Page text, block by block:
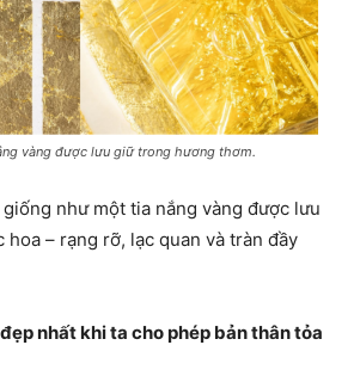
vàng được lưu giữ trong hương thơm.
như một tia nắng vàng được lưu
– rạng rỡ, lạc quan và tràn đầy
nhất khi ta cho phép bản thân tỏa